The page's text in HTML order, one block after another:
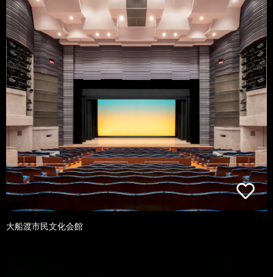
大船渡市民文化会館